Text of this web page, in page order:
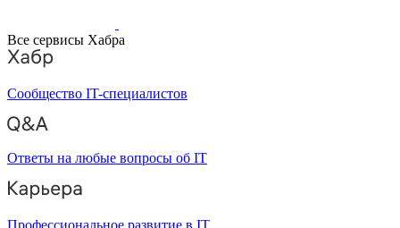
Все сервисы Хабра
Сообщество IT-специалистов
Ответы на любые вопросы об IT
Профессиональное развитие в IT